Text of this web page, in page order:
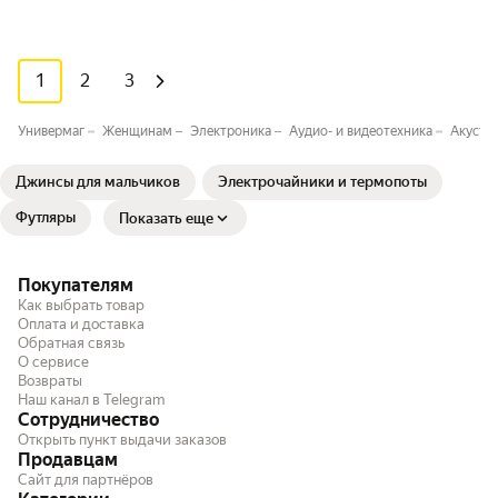
1 2 3
Универмаг Женщинам Электроника Аудио- и видеотехника
Джинсы для мальчиков Электрочайники и термопоты
Футляры Показать еще
Покупателям
Как выбрать товар
Оплата и доставка
Обратная связь
О сервисе
Возвраты
Наш канал в Telegram
Сотрудничество
Открыть пункт выдачи заказов
Продавцам
Сайт для партнёров